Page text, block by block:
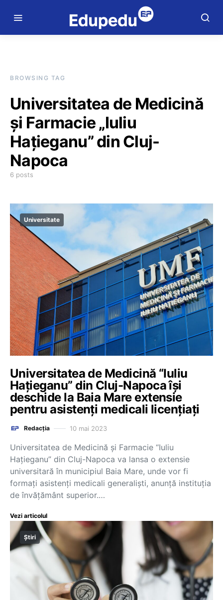
BROWSING TAG
Universitatea de Medicină
și Farmacie „Iuliu
Hațieganu” din Cluj-
Napoca
6 posts
Universitate
Universitatea de Medicină “Iuliu
Hațieganu” din Cluj-Napoca își
deschide la Baia Mare extensie
pentru asistenți medicali licențiați
Redacția 10 mai 2023
Universitatea de Medicină și Farmacie “Iuliu
Hațieganu” din Cluj-Napoca va lansa o extensie
universitară în municipiul Baia Mare, unde vor fi
formați asistenți medicali generaliști, anunță instituția
de învățământ superior.…
Vezi articolul
Știri